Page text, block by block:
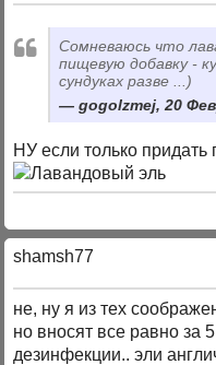
Сомневаюсь что
пищевую добавку -
сундуках разве ...)
gogolzmej, 20
НУ если только придать
shamsh77
не, ну я из тех
но вносят все равно за
дезинфекции.. эли